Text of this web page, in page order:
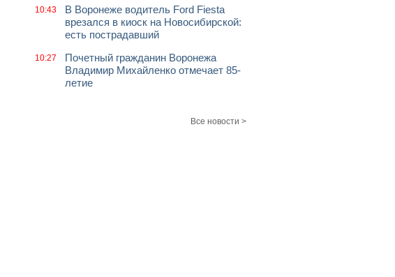
10:43
В Воронеже водитель Ford Fiesta
врезался в киоск на Новосибирской:
есть пострадавший
10:27
Почетный гражданин Воронежа
Владимир Михайленко отмечает 85-
летие
Все новости >